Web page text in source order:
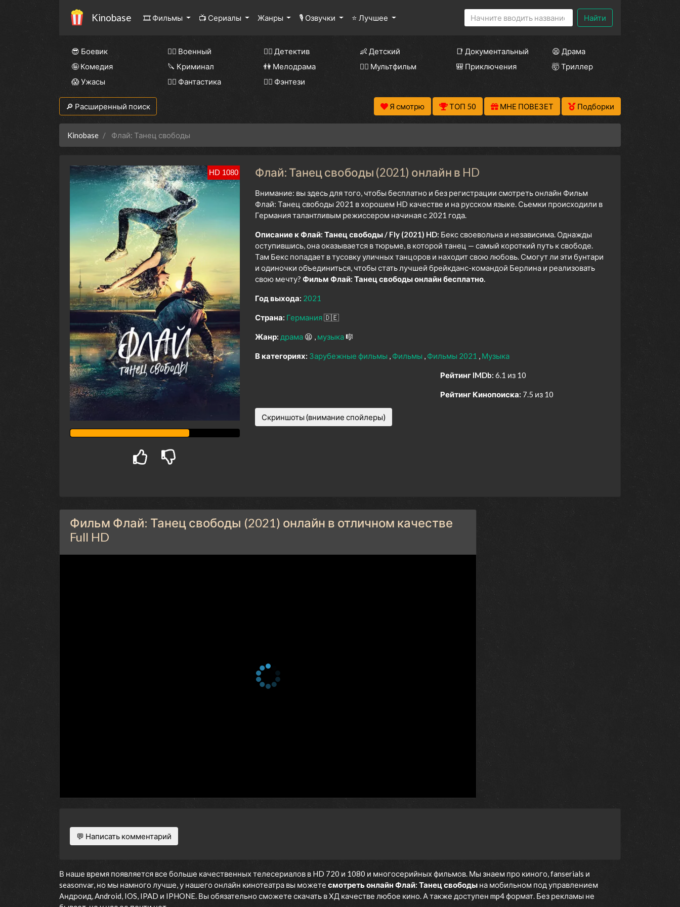
Kinobase 🎞 Фильмы 📺 Сериалы Жанры 🎙 Озвучки ⭐ Лучшее Найти
😎 Боевик 👨‍✈️ Военный 🕵️‍♂️ Детектив 👶 Детский 📑 Документальный
😫 Драма
🤪 Комедия
🔪 Криминал 👫 Мелодрама 🧚‍♀️ Мультфильм 🎒 Приключения
🤯 Триллер
😱 Ужасы
🧙‍♀️ Фантастика 🧝‍♂️ Фэнтези
🔎 Расширенный поиск Я смотрю ТОП 50 МНЕ ПОВЕЗЕТ Подборки
Kinobase Флай: Танец свободы
HD 1080 Флай: Танец свободы (2021) онлайн в HD
Внимание: вы здесь для того, чтобы бесплатно и без регистрации смотреть онлайн Фильм
Флай: Танец свободы 2021 в хорошем HD качестве и на русском языке. Сьемки происходили в
Германия талантливым режиссером начиная с 2021 года.
Описание к Флай: Танец свободы / Fly (2021) HD: Бекс своевольна и независима. Однажды
оступившись, она оказывается в тюрьме, в которой танец — самый короткий путь к свободе.
Там Бекс попадает в тусовку уличных танцоров и находит свою любовь. Смогут ли эти бунтари
и одиночки объединиться, чтобы стать лучшей брейкданс-командой Берлина и реализовать
свою мечту? Фильм Флай: Танец свободы онлайн бесплатно.
Год выхода: 2021
Страна: Германия🇩🇪
Жанр: драма 😫 музыка 🎼
В категориях: Зарубежные фильмы Фильмы Фильмы 2021 Музыка
Рейтинг IMDb: 6.1 из 10
Рейтинг Кинопоиска: 7.5 из 10
Скриншоты (внимание спойлеры)
Фильм Флай: Танец свободы (2021) онлайн в отличном качестве
Full HD
💬 Написать комментарий
В наше время появляется все больше качественных телесериалов в HD 720 и 1080 и многосерийных фильмов. Мы знаем про киного, fanserials и
seasonvar, но мы намного лучше, у нашего онлайн кинотеатра вы можете смотреть онлайн Флай: Танец свободы на мобильном под управлением
Андроид, Android, IOS, IPAD и IPHONE. Вы обязательно сможете скачать в ХД качестве любое кино. А также доступен mp4 формат. Без рекламы не